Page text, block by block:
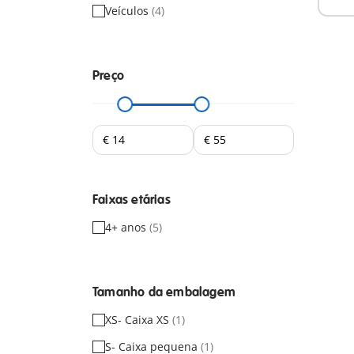
Veículos (4)
Preço
Faixas etárias
4+ anos (5)
Tamanho da embalagem
XS- Caixa XS (1)
S- Caixa pequena (1)